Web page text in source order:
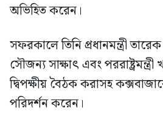
অভিহিত করেন।
সফরকালে তিনি প্রধানমন্ত্রী
সৌজন্য সাক্ষাৎ এবং
দ্বিপক্ষীয় বৈঠক করাসহ
পরিদর্শন করেন।